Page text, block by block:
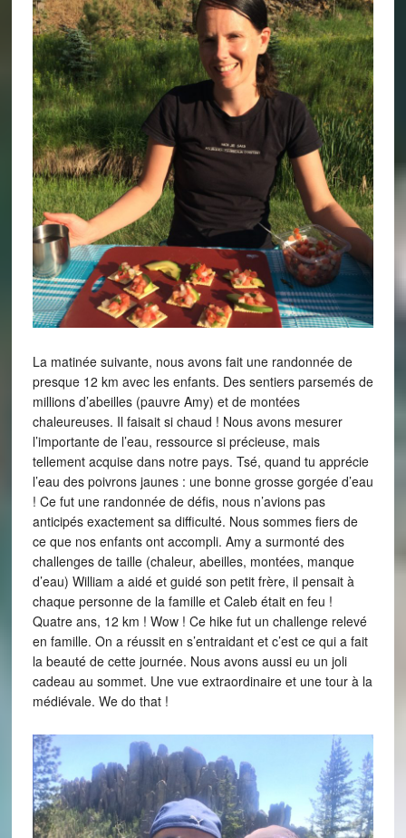
La matinée suivante, nous avons fait une randonnée de
presque 12 km avec les enfants. Des sentiers parsemés de
millions d’abeilles (pauvre Amy) et de montées
chaleureuses. Il faisait si chaud ! Nous avons mesurer
l’importante de l’eau, ressource si précieuse, mais
tellement acquise dans notre pays. Tsé, quand tu apprécie
l’eau des poivrons jaunes : une bonne grosse gorgée d’eau
! Ce fut une randonnée de défis, nous n’avions pas
anticipés exactement sa difficulté. Nous sommes fiers de
ce que nos enfants ont accompli. Amy a surmonté des
challenges de taille (chaleur, abeilles, montées, manque
d’eau) William a aidé et guidé son petit frère, il pensait à
chaque personne de la famille et Caleb était en feu !
Quatre ans, 12 km ! Wow ! Ce hike fut un challenge relevé
en famille. On a réussit en s’entraidant et c’est ce qui a fait
la beauté de cette journée. Nous avons aussi eu un joli
cadeau au sommet. Une vue extraordinaire et une tour à la
médiévale. We do that !